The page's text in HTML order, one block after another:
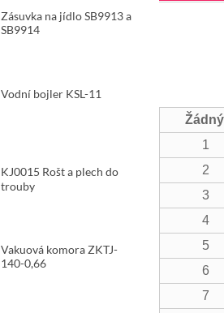
Zásuvka na jídlo SB9913 a
SB9914
Vodní bojler KSL-11
KJ0015 Rošt a plech do
trouby
Vakuová komora ZKTJ-
140-0,66
1
2
3
4
5
6
7